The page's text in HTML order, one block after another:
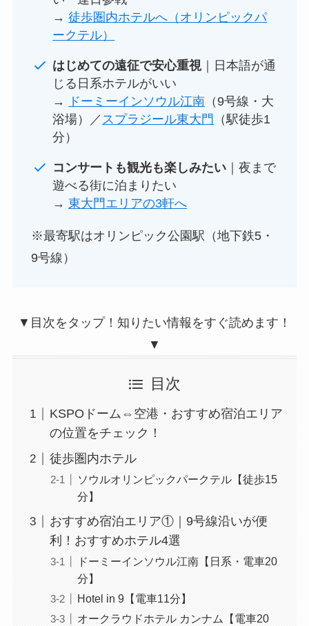
→徒歩圏内ホテルへ（オリンピックパ
ークテル）
はじめての遠征で安心重視｜日本語が通
じる日系ホテルがいい
→
ドーミーインソウル江南 （9号線・大
浴場）／ スプラジール東大門
（駅徒歩1
分）
コンサートも観光も楽しみたい ｜夜まで
遊べる街に泊まりたい
→東大門エリアの3軒へ
※最寄駅はオリンピック公園駅（地下鉄5・
9号線）
▼目次をタップ！知りたい情報をすぐ読めます！
▼
目次
KSPOドーム⇔空港・おすすめ宿泊エリア
の位置をチェック！
徒歩圏内ホテル
ソウルオリンピックパークテル【徒歩15
分】
おすすめ宿泊エリア①｜9号線沿いが便
利！おすすめホテル4選
ドーミーインソウル江南【日系・電車20
分】
Hotel in 9【電車11分】
オークラウドホテル カンナム【電車20